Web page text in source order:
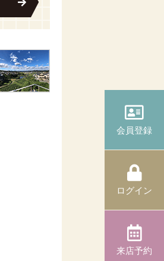
会員登録
ログイン
来店予約